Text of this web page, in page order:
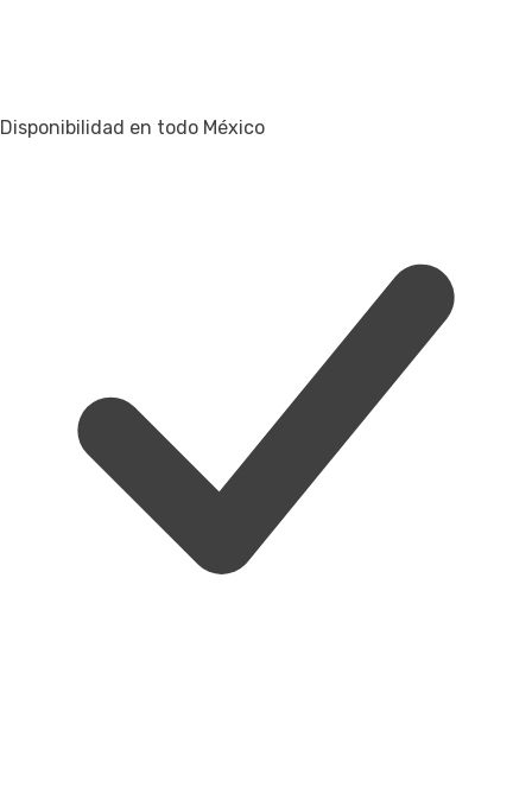
Disponibilidad en todo México